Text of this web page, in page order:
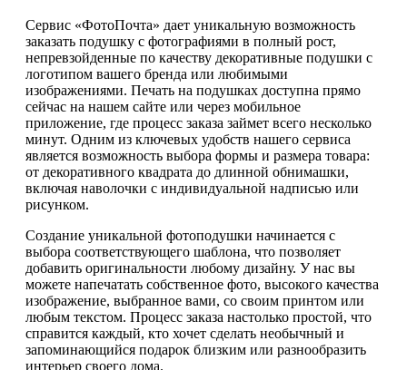
Сервис «ФотоПочта» дает уникальную возможность
заказать подушку с фотографиями в полный рост,
непревзойденные по качеству декоративные подушки с
логотипом вашего бренда или любимыми
изображениями. Печать на подушках доступна прямо
сейчас на нашем сайте или через мобильное
приложение, где процесс заказа займет всего несколько
минут. Одним из ключевых удобств нашего сервиса
является возможность выбора формы и размера товара:
от декоративного квадрата до длинной обнимашки,
включая наволочки с индивидуальной надписью или
рисунком.
Создание уникальной фотоподушки начинается с
выбора соответствующего шаблона, что позволяет
добавить оригинальности любому дизайну. У нас вы
можете напечатать собственное фото, высокого качества
изображение, выбранное вами, со своим принтом или
любым текстом. Процесс заказа настолько простой, что
справится каждый, кто хочет сделать необычный и
запоминающийся подарок близким или разнообразить
интерьер своего дома.